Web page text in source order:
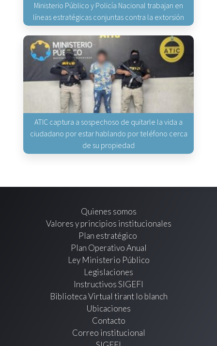
Ministerio Público y Policía Nacional trabajan en
líneas estratégicas conjuntas contra la extorsión
ATIC captura a sospechoso de quitarle la vida a
ciudadano por estar hablando por teléfono cerca
de su propiedad
Quienes somos
Valores y principios institucionales
Plan estratégico
Plan Operativo Anual
Ley Ministerio Público
Legislaciones
Instructivos SIGEFI
Biblioteca Virtual tirant lo blanch
Ubicaciones
Contacto
Correo institucional